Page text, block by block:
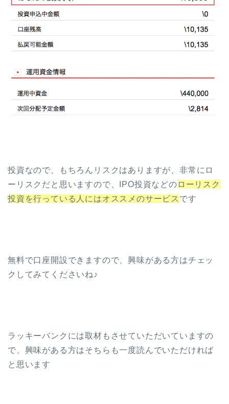
投資なので、もちろんリスクはありますが、非常にロ
ーリスクだと思いますので、IPO投資などの ローリスク
投資を行っている人にはオススメのサービス です
無料で口座開設できますので、興味がある方はチェッ
クしてみてくださいね♪
ラッキーバンクには取材もさせていただいていますの
で、興味がある方はそちらも一度読んでいただければ
と思います